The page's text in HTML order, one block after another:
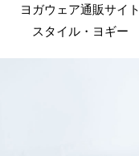
ヨガウェア通販サイト
スタイル・ヨギー